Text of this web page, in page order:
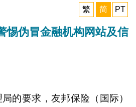
繁
简 PT
惕伪冒金融机构网站及信
的要求，友邦保险（国际）